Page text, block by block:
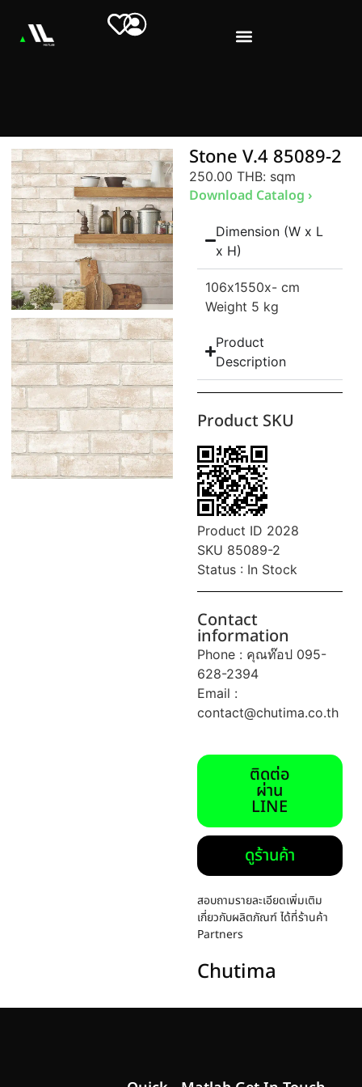
Stone V.4 85089-2
250.00 THB: sqm
Download Catalog ›
Dimension (W x L
x H)
106x1550x- cm
Weight 5 kg
Product
Description
Product SKU
Product ID 2028
SKU 85089-2
Status : In Stock
Contact
information
Phone : คุณท๊อป 095-
628-2394
Email :
contact@chutima.co.th
ติดต่อ
ผ่าน
LINE
ดูร้านค้า
สอบถามรายละเอียดเพิ่มเติม
เกี่ยวกับผลิตภัณฑ์ ได้ที่ร้านค้า
Partners
Chutima